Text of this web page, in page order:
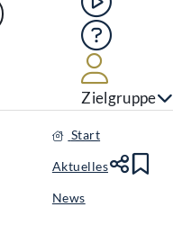
Hilfe
Zielgruppe
Start
Aktuelles
News